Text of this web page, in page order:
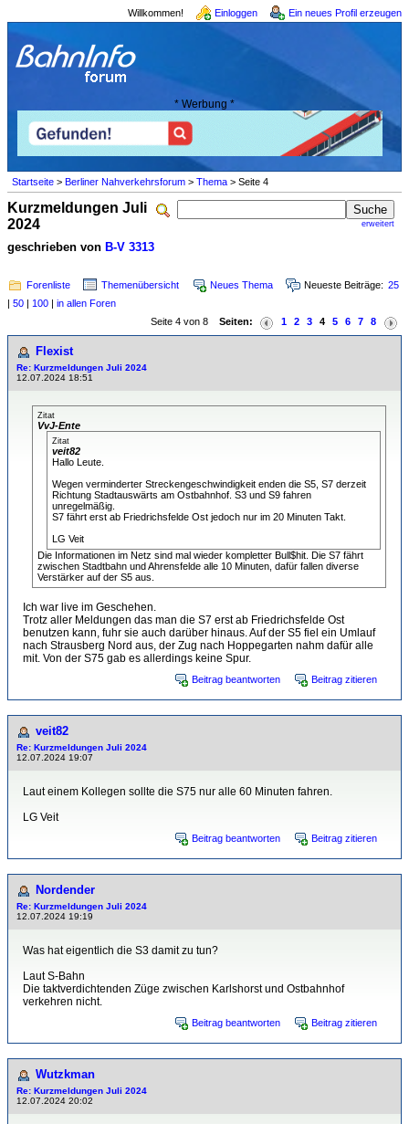
Willkommen! Einloggen Ein neues Profil erzeugen
* Werbung *
Startseite > Berliner Nahverkehrsforum > Thema > Seite 4
erweitert
Kurzmeldungen Juli
2024
geschrieben von B-V 3313
Forenliste Themenübersicht Neues Thema Neueste Beiträge: 25
| 50 | 100 | in allen Foren
Seite 4 von 8 Seiten: 1 2 3 4 5 6 7 8
Flexist
Re: Kurzmeldungen Juli 2024
12.07.2024 18:51
Zitat
VvJ-Ente
Zitat
veit82
Hallo Leute.
Wegen verminderter Streckengeschwindigkeit enden die S5, S7 derzeit
Richtung Stadtauswärts am Ostbahnhof. S3 und S9 fahren
unregelmäßig.
S7 fährt erst ab Friedrichsfelde Ost jedoch nur im 20 Minuten Takt.
LG Veit
Die Informationen im Netz sind mal wieder kompletter Bull$hit. Die S7 fährt
zwischen Stadtbahn und Ahrensfelde alle 10 Minuten, dafür fallen diverse
Verstärker auf der S5 aus.
Ich war live im Geschehen.
Trotz aller Meldungen das man die S7 erst ab Friedrichsfelde Ost
benutzen kann, fuhr sie auch darüber hinaus. Auf der S5 fiel ein Umlauf
nach Strausberg Nord aus, der Zug nach Hoppegarten nahm dafür alle
mit. Von der S75 gab es allerdings keine Spur.
Beitrag beantworten Beitrag zitieren
veit82
Re: Kurzmeldungen Juli 2024
12.07.2024 19:07
Laut einem Kollegen sollte die S75 nur alle 60 Minuten fahren.
LG Veit
Beitrag beantworten Beitrag zitieren
Nordender
Re: Kurzmeldungen Juli 2024
12.07.2024 19:19
Was hat eigentlich die S3 damit zu tun?
Laut S-Bahn
Die taktverdichtenden Züge zwischen Karlshorst und Ostbahnhof
verkehren nicht.
Beitrag beantworten Beitrag zitieren
Wutzkman
Re: Kurzmeldungen Juli 2024
12.07.2024 20:02